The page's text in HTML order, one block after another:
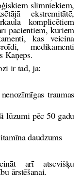
slimniekiem,
ekstremitātē,
komplicētiem
pacientiem, kuriem
kas veicina
medikamenti
Kaņeps.
ir tad, ja:
traumas
lūzumi pēc 50 gadu
daudzums
arī atsevišķu
ārstēšanai.